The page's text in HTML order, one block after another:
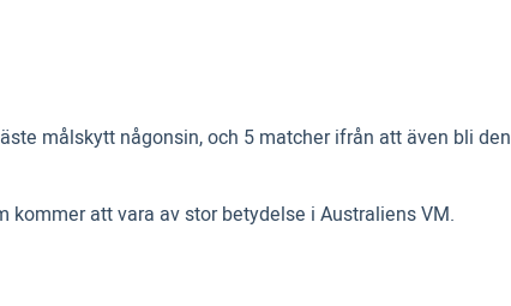
målskytt någonsin, och 5 matcher ifrån att även bli den
att vara av stor betydelse i Australiens VM.